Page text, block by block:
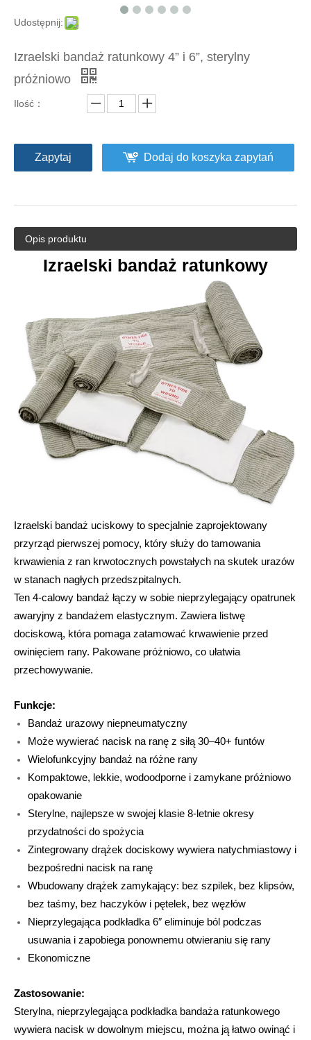
Udostępnij:
Izraelski bandaż ratunkowy 4” i 6”, sterylny
próżniowo
Ilość：
Zapytaj Dodaj do koszyka zapytań
Opis produktu
Izraelski bandaż ratunkowy
Izraelski bandaż uciskowy to specjalnie zaprojektowany
przyrząd pierwszej pomocy, który służy do tamowania
krwawienia z ran krwotocznych powstałych na skutek urazów
w stanach nagłych przedszpitalnych.
Ten 4-calowy bandaż łączy w sobie nieprzylegający opatrunek
awaryjny z bandażem elastycznym. Zawiera listwę
dociskową, która pomaga zatamować krwawienie przed
owinięciem rany. Pakowane próżniowo, co ułatwia
przechowywanie.
Funkcje:
Bandaż urazowy niepneumatyczny
Może wywierać nacisk na ranę z siłą 30–40+ funtów
Wielofunkcyjny bandaż na różne rany
Kompaktowe, lekkie, wodoodporne i zamykane próżniowo
opakowanie
Sterylne, najlepsze w swojej klasie 8-letnie okresy
przydatności do spożycia
Zintegrowany drążek dociskowy wywiera natychmiastowy i
bezpośredni nacisk na ranę
Wbudowany drążek zamykający: bez szpilek, bez klipsów,
bez taśmy, bez haczyków i pętelek, bez węzłów
Nieprzylegająca podkładka 6″ eliminuje ból podczas
usuwania i zapobiega ponownemu otwieraniu się rany
Ekonomiczne
Zastosowanie:
Sterylna, nieprzylegająca podkładka bandaża ratunkowego
wywiera nacisk w dowolnym miejscu, można ją łatwo owinąć i